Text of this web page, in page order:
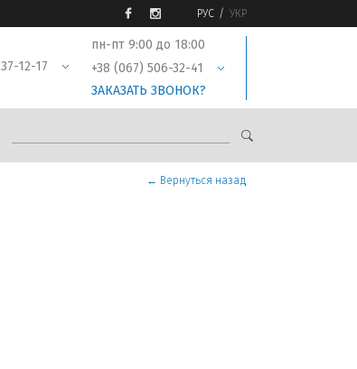
РУС УКР
12-17
пн-пт 9:00 до 18:00
+38 (067) 506-32-41
ЗАКАЗАТЬ ЗВОНОК?
← Вернуться назад